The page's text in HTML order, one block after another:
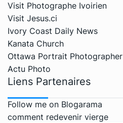
Visit Photographe Ivoirien
Visit Jesus.ci
Ivory Coast Daily News
Kanata Church
Ottawa Portrait Photographer
Actu Photo
Liens Partenaires
Follow me on Blogarama
comment redevenir vierge